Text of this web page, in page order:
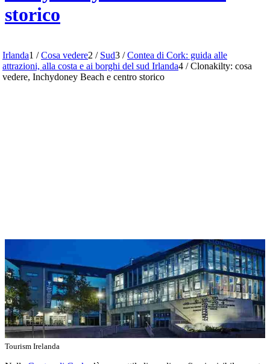
storico
Irlanda1 / Cosa vedere2 / Sud3 / Contea di Cork: guida alle
attrazioni, alla costa e ai borghi del sud Irlanda4 / Clonakilty: cosa
vedere, Inchydoney Beach e centro storico
Tourism Irelanda